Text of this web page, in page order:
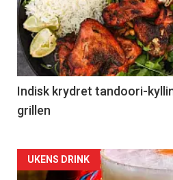
Indisk krydret tandoori-
grillen
Forsiden
UKENS DRINK